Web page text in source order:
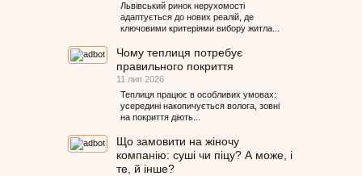
Львівський ринок нерухомості
адаптується до нових реалій, де
ключовими критеріями вибору житла...
Чому теплиця потребує
правильного покриття
11 лип 2026
Теплиця працює в особливих умовах:
усередині накопичується волога, зовні
на покриття діють...
Що замовити на жіночу
компанію: суші чи піцу? А може, і
те, й інше?